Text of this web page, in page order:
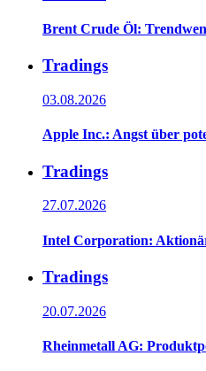
Brent Crude Öl:
Tradings
03.08.2026
Apple Inc.: Angst über
Tradings
27.07.2026
Intel Corporation:
Tradings
20.07.2026
Rheinmetall AG: